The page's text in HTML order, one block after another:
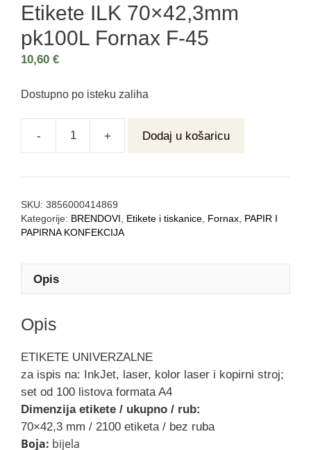
Etikete ILK 70×42,3mm
pk100L Fornax F-45
10,60 €
Dostupno po isteku zaliha
- + Dodaj u košaricu
SKU: 3856000414869
Kategorije: BRENDOVI , Etikete i tiskanice, Fornax, PAPIR I
PAPIRNA KONFEKCIJA
Opis
Opis
ETIKETE UNIVERZALNE
za ispis na: InkJet, laser, kolor laser i kopirni stroj;
set od 100 listova formata A4
Dimenzija etikete / ukupno / rub:
70×42,3 mm / 2100 etiketa / bez ruba
Boja: bijela